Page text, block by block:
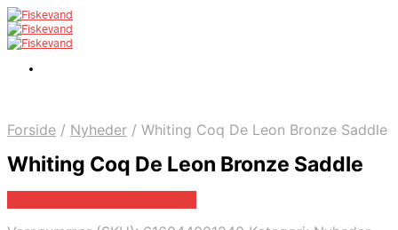
Forside / Nyheder / Whiting Coq De Leon Bronze Saddle
Whiting Coq De Leon Bronze Saddle